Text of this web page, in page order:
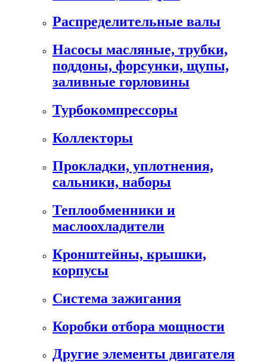
Распределительные валы
Насосы масляные, трубки,
поддоны, форсунки, щупы,
заливные горловины
Турбокомпрессоры
Коллекторы
Прокладки, уплотнения,
сальники, наборы
Теплообменники и
маслоохладители
Кронштейны, крышки,
корпусы
Cистема зажигания
Коробки отбора мощности
Другие элементы двигателя